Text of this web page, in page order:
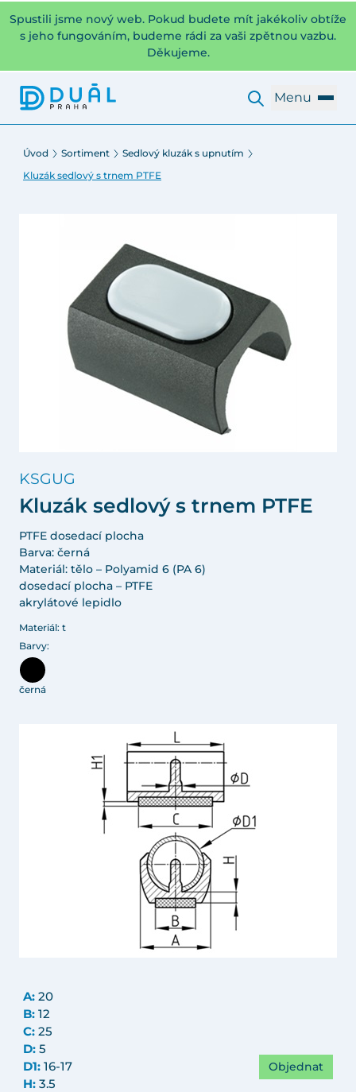
Spustili jsme nový web. Pokud budete mít jakékoliv obtíže
s jeho fungováním, budeme rádi za vaši zpětnou vazbu.
Děkujeme.
Menu
Úvod Sortiment
Sedlový kluzák s upnutím
Kluzák sedlový s trnem PTFE
KSGUG
Kluzák sedlový s trnem PTFE
PTFE dosedací plocha
Barva: černá
Materiál: tělo – Polyamid 6 (PA 6)
dosedací plocha – PTFE
akrylátové lepidlo
Materiál: t
Barvy:
černá
A: 20
B: 12
C: 25
D: 5
D1: 16-17
H: 3.5
Objednat